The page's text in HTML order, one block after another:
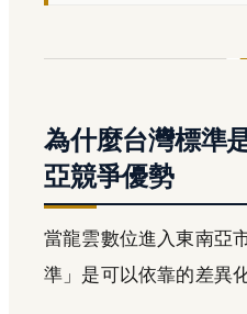
為什麼台灣標準
亞競爭優勢
當龍雲數位進入東南亞
準」是可以依靠的差異化